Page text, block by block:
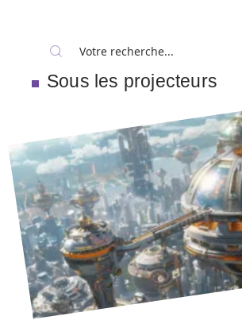
Sous les projecteurs